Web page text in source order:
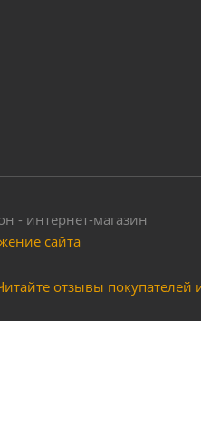
- интернет-магазин
сайта